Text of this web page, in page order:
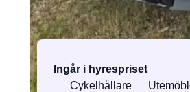
Utrustning & tjänster
Ingår i hyrespriset
Cykelhållare